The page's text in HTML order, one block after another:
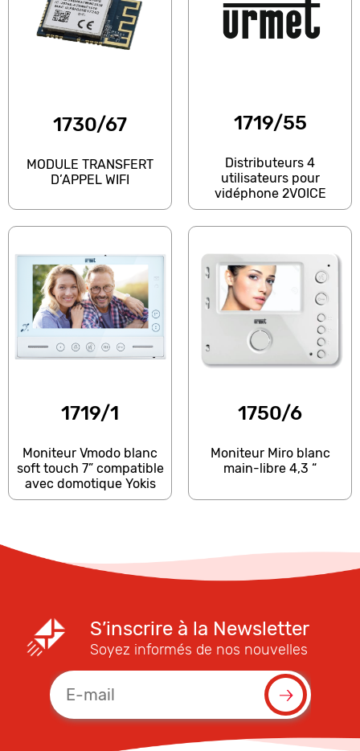
1730/67
MODULE TRANSFERT
D’APPEL WIFI
1719/55
Distributeurs 4
utilisateurs pour
vidéphone 2VOICE
1719/1
Moniteur Vmodo blanc
soft touch 7” compatible
avec domotique Yokis
1750/6
Moniteur Miro blanc
main-libre 4,3 “
S’inscrire à la Newsletter
Soyez informés de nos nouvelles